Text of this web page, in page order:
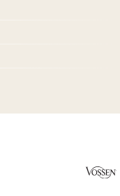
5 Sternen